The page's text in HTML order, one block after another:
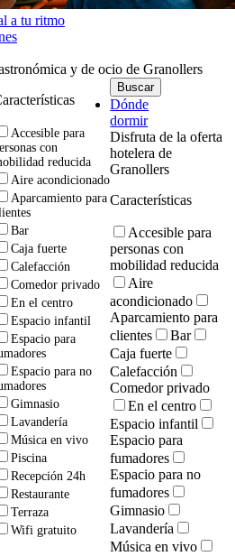
a tu ritmo
y de ocio de Granollers
Accesible para
con
reducida
Aire acondicionado
Aparcamiento para
Bar
Caja fuerte
Calefacción
Comedor privado
En el centro
Espacio infantil
Espacio para
Espacio para no
Gimnasio
Lavandería
Música en vivo
Piscina
Recepción 24h
Restaurante
Terraza
Wifi gratuito
Dónde
dormir
Disfruta de la oferta
hotelera de
Granollers
Características
Accesible para
personas con
mobilidad reducida
Aire
acondicionado
Aparcamiento para
clientes
Bar
Caja fuerte
Calefacción
Comedor privado
En el centro
Espacio infantil
Espacio para
fumadores
Espacio para no
fumadores
Gimnasio
Lavandería
Música en vivo